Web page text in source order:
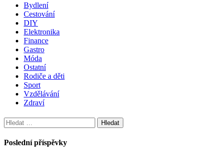
Bydlení
Cestování
DIY
Elektronika
Finance
Gastro
Móda
Ostatní
Rodiče a děti
Sport
Vzdělávání
Zdraví
Vyhledávání
Poslední příspěvky